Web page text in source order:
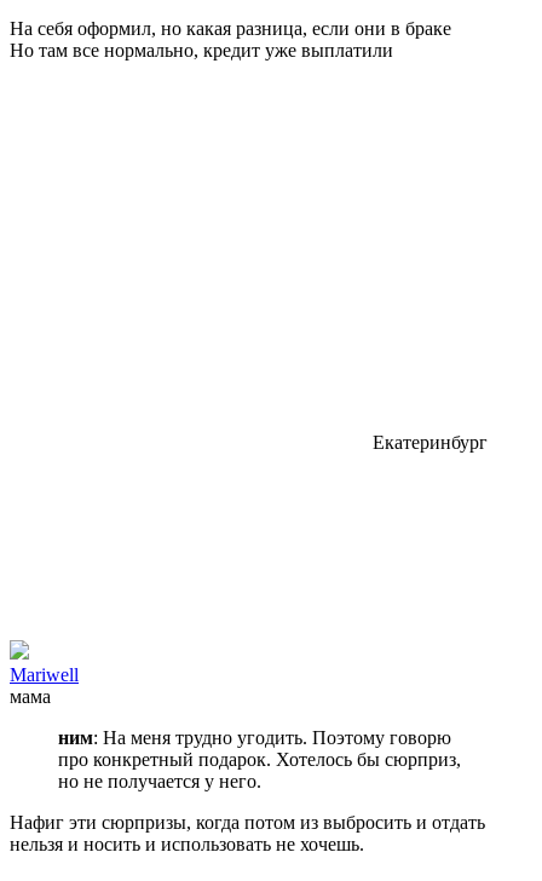
На себя оформил, но какая разница, если они в браке
Но там все нормально, кредит уже выплатили
Екатеринбург
Mariwell
мама
ним: На меня трудно угодить. Поэтому говорю
про конкретный подарок. Хотелось бы сюрприз,
но не получается у него.
Нафиг эти сюрпризы, когда потом из выбросить и отдать
нельзя и носить и использовать не хочешь.